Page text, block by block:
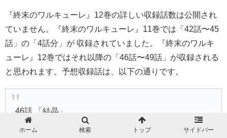
『終末のワルキューレ』12巻の詳しい収録話数は公開され
ていません。『終末のワルキューレ』11巻では「42話〜45
話」の「4話分」が 収録されていました。『終末のワルキ
ューレ』12巻ではそれ以降の「46話〜49話」が収録される
と思われます。予想収録話は、以下の通りです。
46話 「結晶」
47話 「至る道」
ホーム 検索 トップ サイドバー